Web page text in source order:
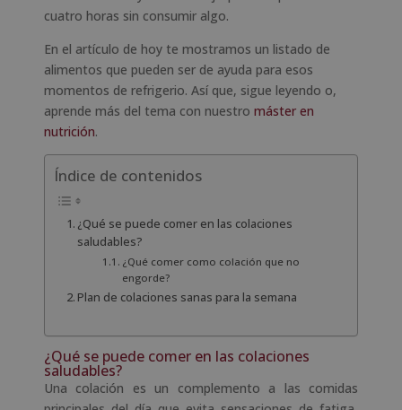
cuatro horas sin consumir algo.
En el artículo de hoy te mostramos un listado de
alimentos que pueden ser de ayuda para esos
momentos de refrigerio. Así que, sigue leyendo o,
aprende más del tema con nuestro máster en
nutrición.
Índice de contenidos
¿Qué se puede comer en las colaciones
saludables?
¿Qué comer como colación que no
engorde?
Plan de colaciones sanas para la semana
¿Qué se puede comer en las colaciones
saludables?
Una colación es un complemento a las comidas